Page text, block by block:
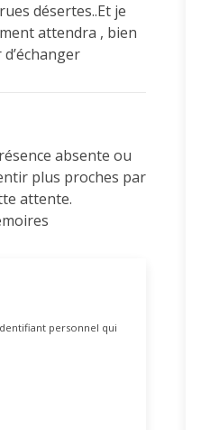
désertes..Et je
attendra , bien
absente ou
plus proches par
attente.
personnel qui